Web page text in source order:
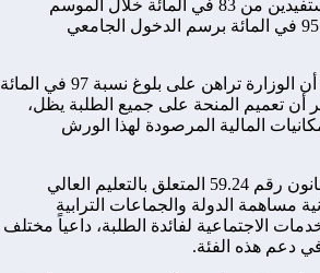
قوله، في رفع نسبة المستفيدين من 83 في المائة خلال الموسم
الجامعي 2022/2023 إلى 95 في المائة برسم الدخول الجامعي
وأكد المسؤول الحكومي أن الوزارة تراهن على بلوغ نسبة 97 في المائة
أن تعميم المنحة على جميع الطلبة يظل،
المالية المرصودة لهذا الورش
وأشار ميداوي إلى أن القانون رقم 59.24 المتعلق بالتعليم العالي
مساهمة الدولة والجماعات الترابية
الاجتماعية لفائدة الطلبة، داعياً مختلف
في دعم هذه الفئة.